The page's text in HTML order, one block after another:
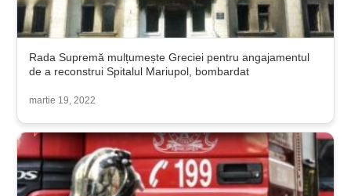
Rada Supremă mulțumește Greciei pentru angajamentul
de a reconstrui Spitalul Mariupol, bombardat
martie 19, 2022